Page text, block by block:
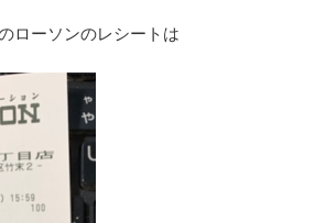
ローソンのレシートは